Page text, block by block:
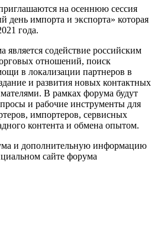
на осеннюю сессия
импорта и экспорта» которая
года.
является содействие российским
отношений, поиск
в локализации партнеров в
и развития новых контактных
В рамках форума будут
и рабочие инструменты для
импортеров, сервисных
контента и обмена опытом.
и дополнительную информацию
сайте форума